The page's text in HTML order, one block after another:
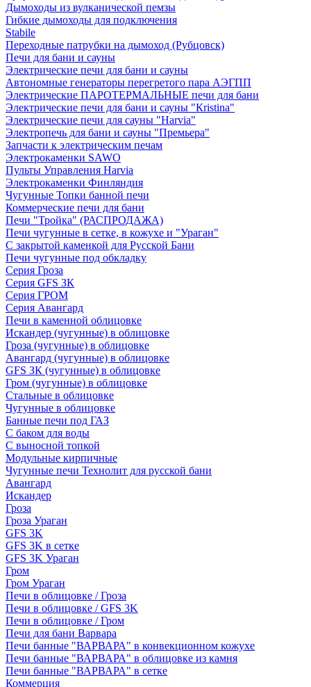
Дымоходы из вулканической пемзы
Гибкие дымоходы для подключения
Stabile
Переходные патрубки на дымоход (Рубцовск)
Печи для бани и сауны
Электрические печи для бани и сауны
Автономные генераторы перегретого пара АЭГПП
Электрические ПАРОТЕРМАЛЬНЫЕ печи для бани
Электрические печи для бани и сауны "Кristina"
Электрические печи для сауны "Harvia"
Электропечь для бани и сауны "Премьера"
Запчасти к электрическим печам
Электрокаменки SAWO
Пульты Управления Harvia
Электрокаменки Финляндия
Чугунные Топки банной печи
Коммерческие печи для бани
Печи "Тройка" (РАСПРОДАЖА)
Печи чугунные в сетке, в кожухе и "Ураган"
С закрытой каменкой для Русской Бани
Печи чугунные под обкладку
Серия Гроза
Серия GFS ЗК
Серия ГРОМ
Серия Авангард
Печи в каменной облицовке
Искандер (чугунные) в облицовке
Гроза (чугунные) в облицовке
Авангард (чугунные) в облицовке
GFS ЗК (чугунные) в облицовке
Гром (чугунные) в облицовке
Стальные в облицовке
Чугунные в облицовке
Банные печи под ГАЗ
С баком для воды
С выносной топкой
Модульные кирпичные
Чугунные печи Технолит для русской бани
Авангард
Искандер
Гроза
Гроза Ураган
GFS 3K
GFS 3K в сетке
GFS 3K Ураган
Гром
Гром Ураган
Печи в облицовке / Гроза
Печи в облицовке / GFS 3K
Печи в облицовке / Гром
Печи для бани Варвара
Печи банные "ВАРВАРА" в конвекционном кожухе
Печи банные "ВАРВАРА" в облицовке из камня
Печи банные "ВАРВАРА" в сетке
Коммерция